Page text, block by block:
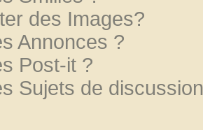
des Images?
Annonces ?
Post-it ?
Sujets de